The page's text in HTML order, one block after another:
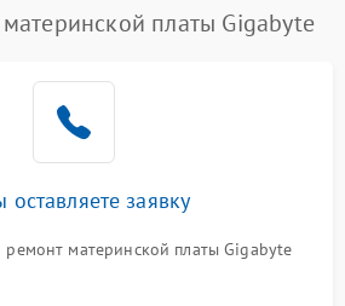
платы Gigabyte
оставляете заявку
ремонт материнской платы Gigabyte